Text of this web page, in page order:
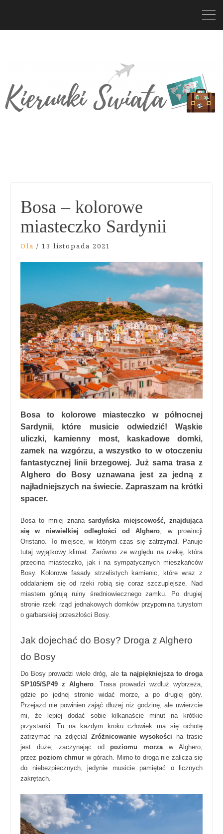
Bosa – kolorowe
miasteczko Sardynii
Ola / 13 listopada 2021
Bosa to kolorowe miasteczko w północnej
Sardynii, które musicie odwiedzić! Wąskie
uliczki, kamienny most, kaskadowe domki,
zamek na wzgórzu, a wszystko to w otoczeniu
fantastycznej linii brzegowej. Już sama trasa z
Alghero do Bosy uznawana jest za jedną z
najładniejszych na świecie. Zapraszam na krótki
spacer.
Bosa to mniej znanasardyńska miejscowość, znajdująca
się w niewielkiej odległości od Alghero, w prowincji
Oristano. To miejsce, w którym czas się zatrzymał. Panuje
tutaj wyjątkowy klimat. Zarówno ze względu na rzekę, która
przecina miasteczko, jak i na sympatycznych mieszkańców
Bosy. Kolorowe fasady strzelistych kamienic, które wraz z
oddalaniem się od rzeki robią się coraz szczuplejsze. Nad
miastem górują ruiny średniowiecznego zamku. Po drugiej
stronie rzeki rząd jednakowych domków przypomina turystom
o garbarskiej przeszłości Bosy.
Jak dojechać do Bosy? Droga z Alghero
do Bosy
Do Bosy prowadzi wiele dróg, aleta najpiękniejsza to droga
SP105/SP49 z Alghero. Trasa prowadzi wzdłuż wybrzeża,
gdzie po jednej stronie widać morze, a po drugiej góry.
Przejazd nie powinien zająć dłużej niż godzinę, ale uwierzcie
mi, że lepiej dodać sobie kilkanaście minut na krótkie
przystanki. Tu na każdym kroku człowiek ma się ochotę
zatrzymać na zdjęcia! Zróżnicowanie wysokości na trasie
jest duże, zaczynając od poziomu morzaw Alghero,
przez poziom chmur w górach. Mimo to droga nie zalicza się
do niebezpiecznych, jedynie musicie pamiętać o licznych
zakrętach.